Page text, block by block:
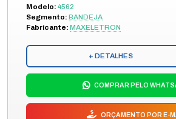
Modelo: 4562
Segmento: BANDEJA
Fabricante: MAXELETRON
+ DETALHES
COMPRAR PELO
ORÇAMENTO POR E-